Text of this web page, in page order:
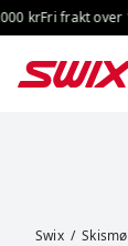
Hopp til
krFri frakt over
Swix